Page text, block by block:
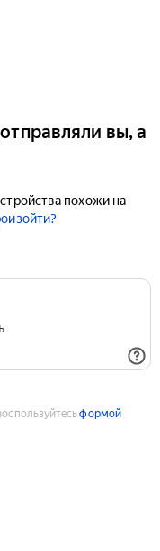
вы, а
похожи на
формой